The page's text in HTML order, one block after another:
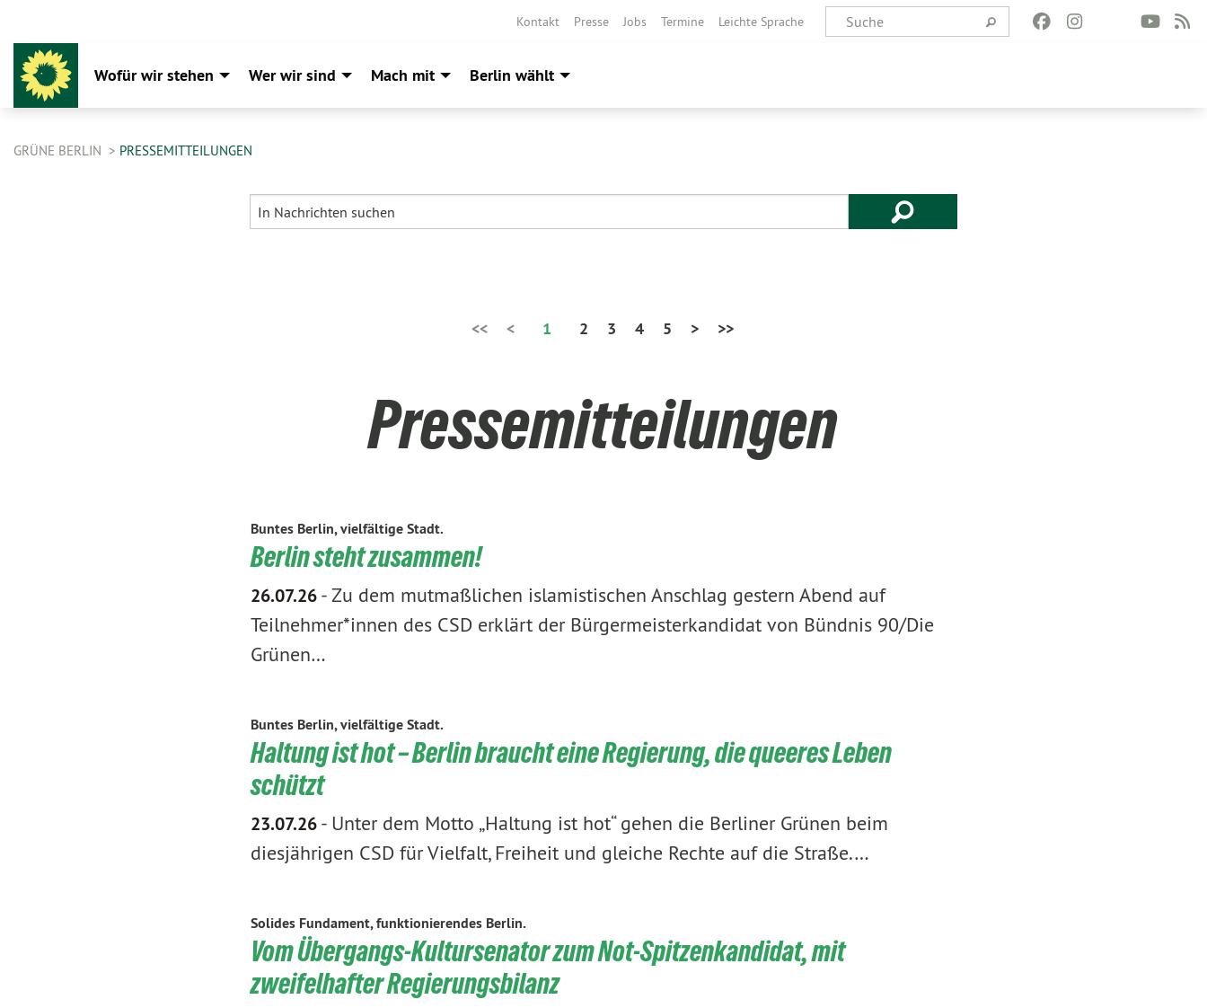
Kontakt Presse Jobs Termine Leichte Sprache
Wofür wir stehen Wer wir sind Mach mit Berlin wählt
GRÜNE BERLIN PRESSEMITTEILUNGEN
<< < 1 2 3 4 5 > >>
Pressemitteilungen
Buntes Berlin, vielfältige Stadt.
Berlin steht zusammen!
26.07.26-Zu dem mutmaßlichen islamistischen Anschlag gestern Abend auf
Teilnehmer*innen des CSD erklärt der Bürgermeisterkandidat von Bündnis 90/Die
Grünen…
Buntes Berlin, vielfältige Stadt.
Haltung ist hot – Berlin braucht eine Regierung, die queeres Leben
schützt
23.07.26- Unter dem Motto „Haltung ist hot“ gehen die Berliner Grünen beim
diesjährigen CSD für Vielfalt, Freiheit und gleiche Rechte auf die Straße.…
Solides Fundament, funktionierendes Berlin.
Vom Übergangs-Kultursenator zum Not-Spitzenkandidat, mit
zweifelhafter Regierungsbilanz